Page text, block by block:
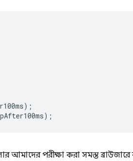
);
);
আমাদের পরীক্ষা করা সমস্ত